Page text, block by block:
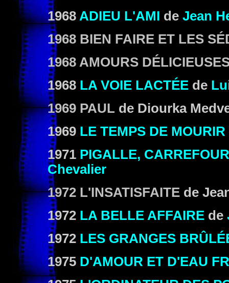
1968 ADIEU L'AMI de Jean
1968 BIEN FAIRE ET LES
1968 AMOURS
1968 LA VOIE LACTÉE de
1969 PAUL de Diourka
1969 LE TEMPS DE MOURIR
1971 PIGALLE,
Chevalier
1972 L'INSATISFAITE de
1972 LA BELLE AFFAIRE de
1972 LES GRANGES
1975 D'AMOUR ET D'EAU